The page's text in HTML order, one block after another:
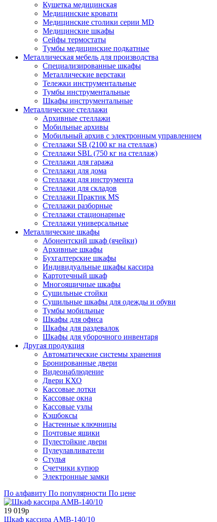
Кушетка медицинская
Медицинские кровати
Медицинские столики серии MD
Медицинские шкафы
Сейфы термостаты
Тумбы медицинские подкатные
Металлическая мебель для производства
Cпециализированные шкафы
Металлические верстаки
Тележки инструментальные
Тумбы инструментальные
Шкафы инструментальные
Металлические стеллажи
Архивные стеллажи
Мобильные архивы
Мобильный архив с электронным управлением
Стеллажи SB (2100 кг на стеллаж)
Стеллажи SBL (750 кг на стеллаж)
Стеллажи для гаража
Стеллажи для дома
Стеллажи для инструмента
Стеллажи для складов
Стеллажи Практик MS
Стеллажи разборные
Стеллажи стационарные
Стеллажи универсальные
Металлические шкафы
Абонентский шкаф (ячейки)
Архивные шкафы
Бухгалтерские шкафы
Индивидуальные шкафы кассира
Картотечный шкаф
Многоящичные шкафы
Сушильные стойки
Сушильные шкафы для одежды и обуви
Тумбы мобильные
Шкафы для офиса
Шкафы для раздевалок
Шкафы для уборочного инвентаря
Другая продукция
Автоматические системы хранения
Бронированные двери
Видеонаблюдение
Двери КХО
Кассовые лотки
Кассовые окна
Кассовые узлы
Кэшбоксы
Настенные ключницы
Почтовые ящики
Пулестойкие двери
Пулеулавливатели
Стулья
Счетчики купюр
Электронные замки
По алфавиту По популярности По цене
19 019р
Шкаф кассира AMB-140/10